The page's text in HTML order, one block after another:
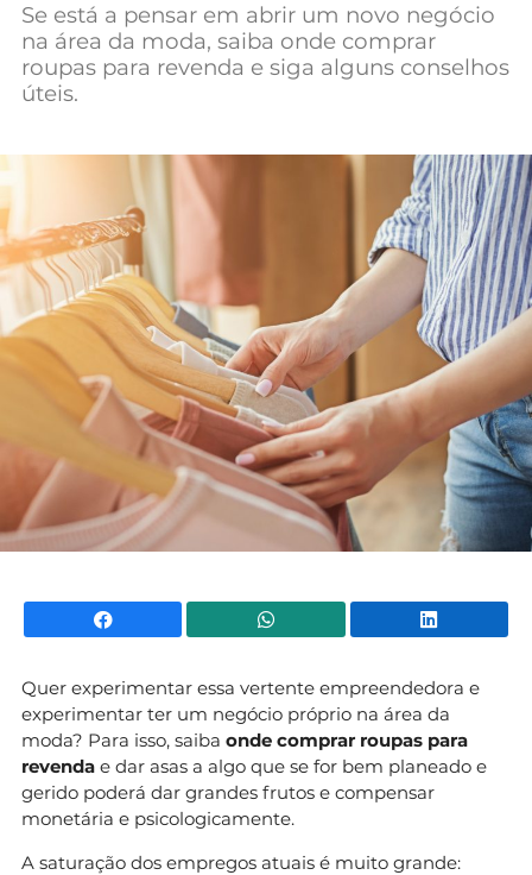
Se está a pensar em abrir um novo negócio
na área da moda, saiba onde comprar
roupas para revenda e siga alguns conselhos
úteis.
Facebook WhatsApp
Quer experimentar essa vertente empreendedora e
experimentar ter um negócio próprio na área da
moda? Para isso, saiba onde comprar roupas para
revenda e dar asas a algo que se for bem planeado e
gerido poderá dar grandes frutos e compensar
monetária e psicologicamente.
A saturação dos empregos atuais é muito grande: